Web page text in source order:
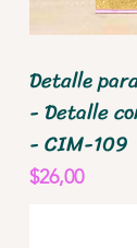
Detalle
- Detalle
- CIM-109
Precio
$26,00